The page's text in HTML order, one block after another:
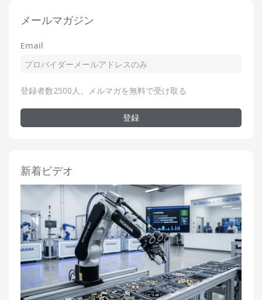
メールマガジン
Email
登録者数2500人、メルマガを無料で受け取る
登録
新着ビデオ